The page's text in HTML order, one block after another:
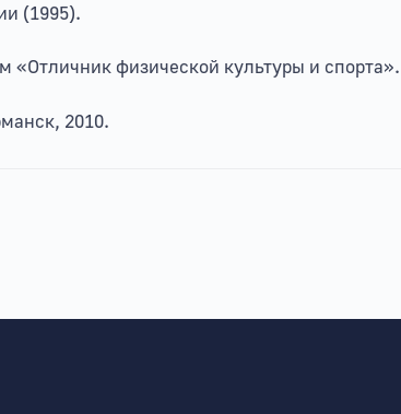
(1995).
физической культуры и спорта».
2010.